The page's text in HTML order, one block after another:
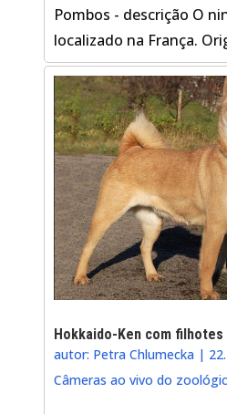
Pombos - descrição O
localizado na França.
Hokkaido-Ken com filhotes
autor: Petra Chlumecka |
Câmeras ao vivo do